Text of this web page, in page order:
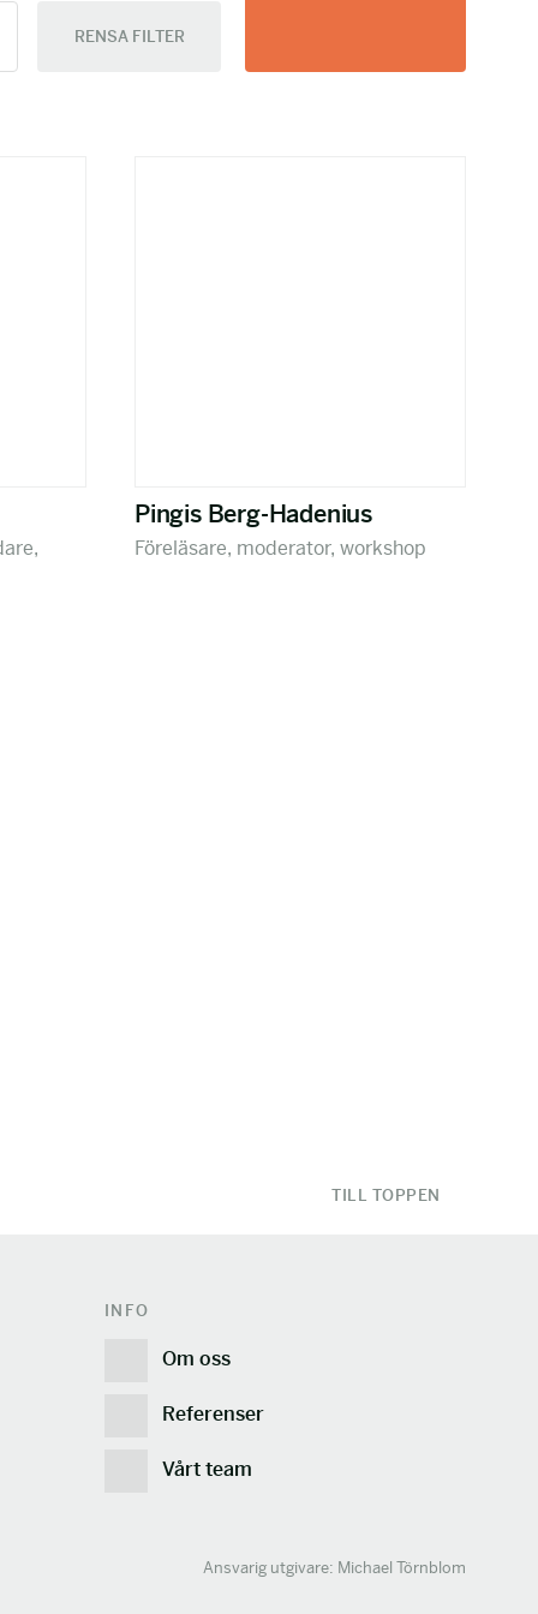
RENSA FILTER
Pingis Berg-Hadenius
Föreläsare, moderator, workshop
TILL TOPPEN
INFO
Om oss
Referenser
Vårt team
Ansvarig utgivare: Michael Törnblom